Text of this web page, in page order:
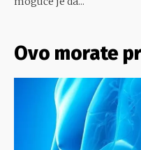
Ovo morate